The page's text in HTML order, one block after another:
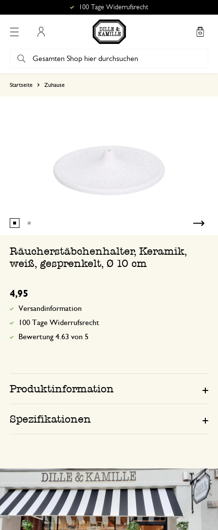
100 Tage Widerrufsrecht
Startseite Zuhause
Räucherstäbchenhalter, Keramik,
weiß, gesprenkelt, Ø 10 cm
4,95
Versandinformation
100 Tage Widerrufsrecht
Bewertung 4.63 von 5
Produktinformation
Spezifikationen